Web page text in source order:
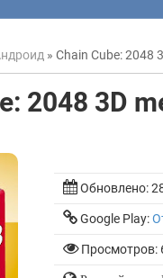
» Chain Cube: 2048
2048 3D
Обновлено:
Google Play:
Просмотров: